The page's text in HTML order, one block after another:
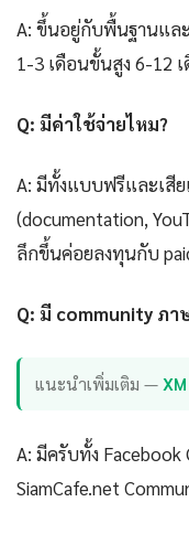
A: ขึ้นอยู่กับพื้นฐานแล
1-3 เดือนขั้นสูง 6-12
Q: มีค่าใช้จ่ายไหม?
A: มีทั้งแบบฟรีและเสี
(documentation,
ลึกขึ้นค่อยลงทุนกับ
Q: มี community ภา
แนะนำเพิ่มเติม —
A: มีครับทั้ง Facebook
SiamCafe.net